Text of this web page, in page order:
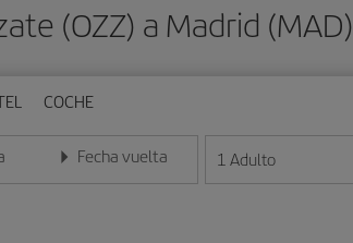
(OZZ) a Madrid (MAD)
COCHE
fecha en formato día/mes/año
Fecha vuelta
Introduce la fecha en formato día/mes/año
1 Adulto